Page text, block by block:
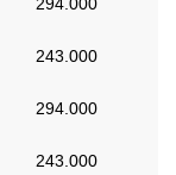
243.000
294.000
243.000